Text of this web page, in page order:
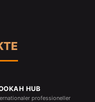
HUB
professioneller